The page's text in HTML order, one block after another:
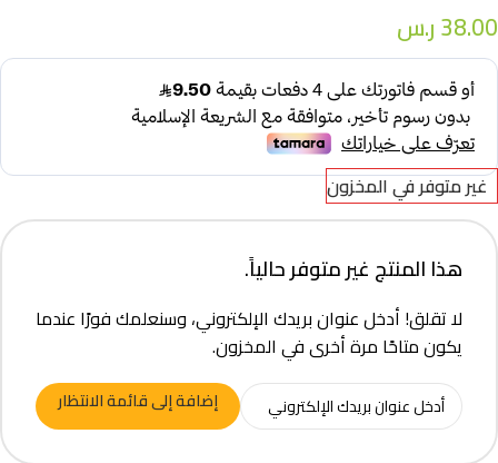
38.00ر.س
غير متوفر في المخزون
هذا المنتج غير متوفر حالياً.
لا تقلق! أدخل عنوان بريدك الإلكتروني، وسنعلمك فورًا عندما
يكون متاحًا مرة أخرى في المخزون.
إضافة إلى قائمة الانتظار